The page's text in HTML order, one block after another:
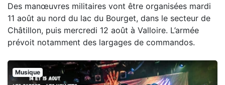
Des manœuvres militaires vont être organisées mardi
11 août au nord du lac du Bourget, dans le secteur de
Châtillon, puis mercredi 12 août à Valloire. L’armée
prévoit notamment des largages de commandos.
Musique